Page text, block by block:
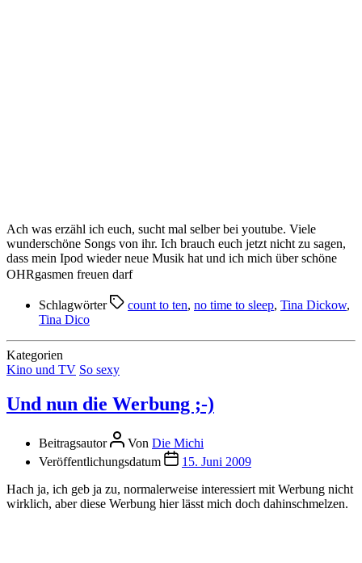
Ach was erzähl ich euch, sucht mal selber bei youtube. Viele
wunderschöne Songs von ihr. Ich brauch euch jetzt nicht zu sagen,
dass mein Ipod wieder neue Musik hat und ich mich über schöne
OHRgasmen freuen darf
Schlagwörter count to ten, no time to sleep, Tina Dickow,
Tina Dico
Kategorien
Kino und TV So sexy
Und nun die Werbung ;-)
Beitragsautor Von Die Michi
Veröffentlichungsdatum
15. Juni 2009
Hach ja, ich geb ja zu, normalerweise interessiert mit Werbung nicht
wirklich, aber diese Werbung hier lässt mich doch dahinschmelzen.